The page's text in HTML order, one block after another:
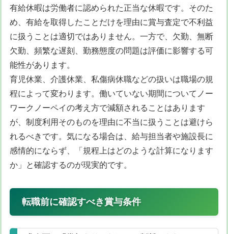
有給休暇は労働者に認められた正当な休暇です。そのた
め、有給を取得したことだけを理由に賞与査定で不利益
に扱うことは適切ではありません。一方で、欠勤、無断
欠勤、頻繁な遅刻、勤務態度の問題は評価に影響する可
能性があります。
育児休業、介護休業、私傷病休職などの扱いは職場の規
程によって変わります。働いていない期間についてノー
ワークノーペイの考え方で減額されることはあります
が、制度利用そのものを理由に不当に扱うことは避けら
れるべきです。気になる場合は、給与担当者や施設長に
感情的にならず、「規程上はどのような計算になります
か」と確認するのが現実的です。
転職前に確認すべき賞与条件